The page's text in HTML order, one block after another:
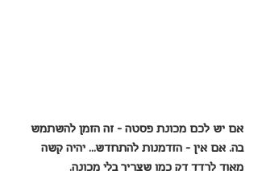
אם יש לכם מכונת פסטה - זה הזמן להשתמש
בה. אם אין - הזדמנות להתחדש... יהיה קשה
מאוד לרדד דק כמו שצריך בלי מכונה.